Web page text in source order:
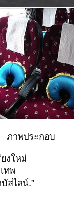
ภาพประกอบ
งใหม่
ทพ
สไลน์.”